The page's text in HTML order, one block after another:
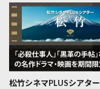
松竹シネマPLUSシアター